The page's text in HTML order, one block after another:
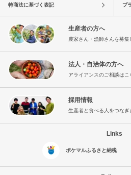
特商法に基づく表記 プ
生産者の方へ
農家さん・漁師さんを募集
法人・自治体の方へ
アライアンスのご相談はこ
採用情報
生産者と食べる人をつなぎ
Links
ポケマルふるさと納税